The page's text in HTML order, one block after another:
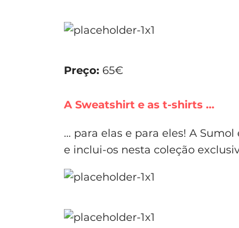
Preço: 65€
A Sweatshirt e as t-shirts …
… para elas e para eles! A
e inclui-os nesta coleção